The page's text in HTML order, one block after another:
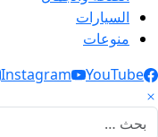
السيارات
منوعات
Social Links
Instagram YouTube